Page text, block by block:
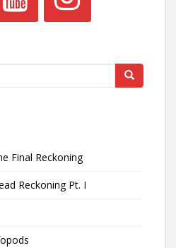
Final Reckoning
Reckoning Pt. I